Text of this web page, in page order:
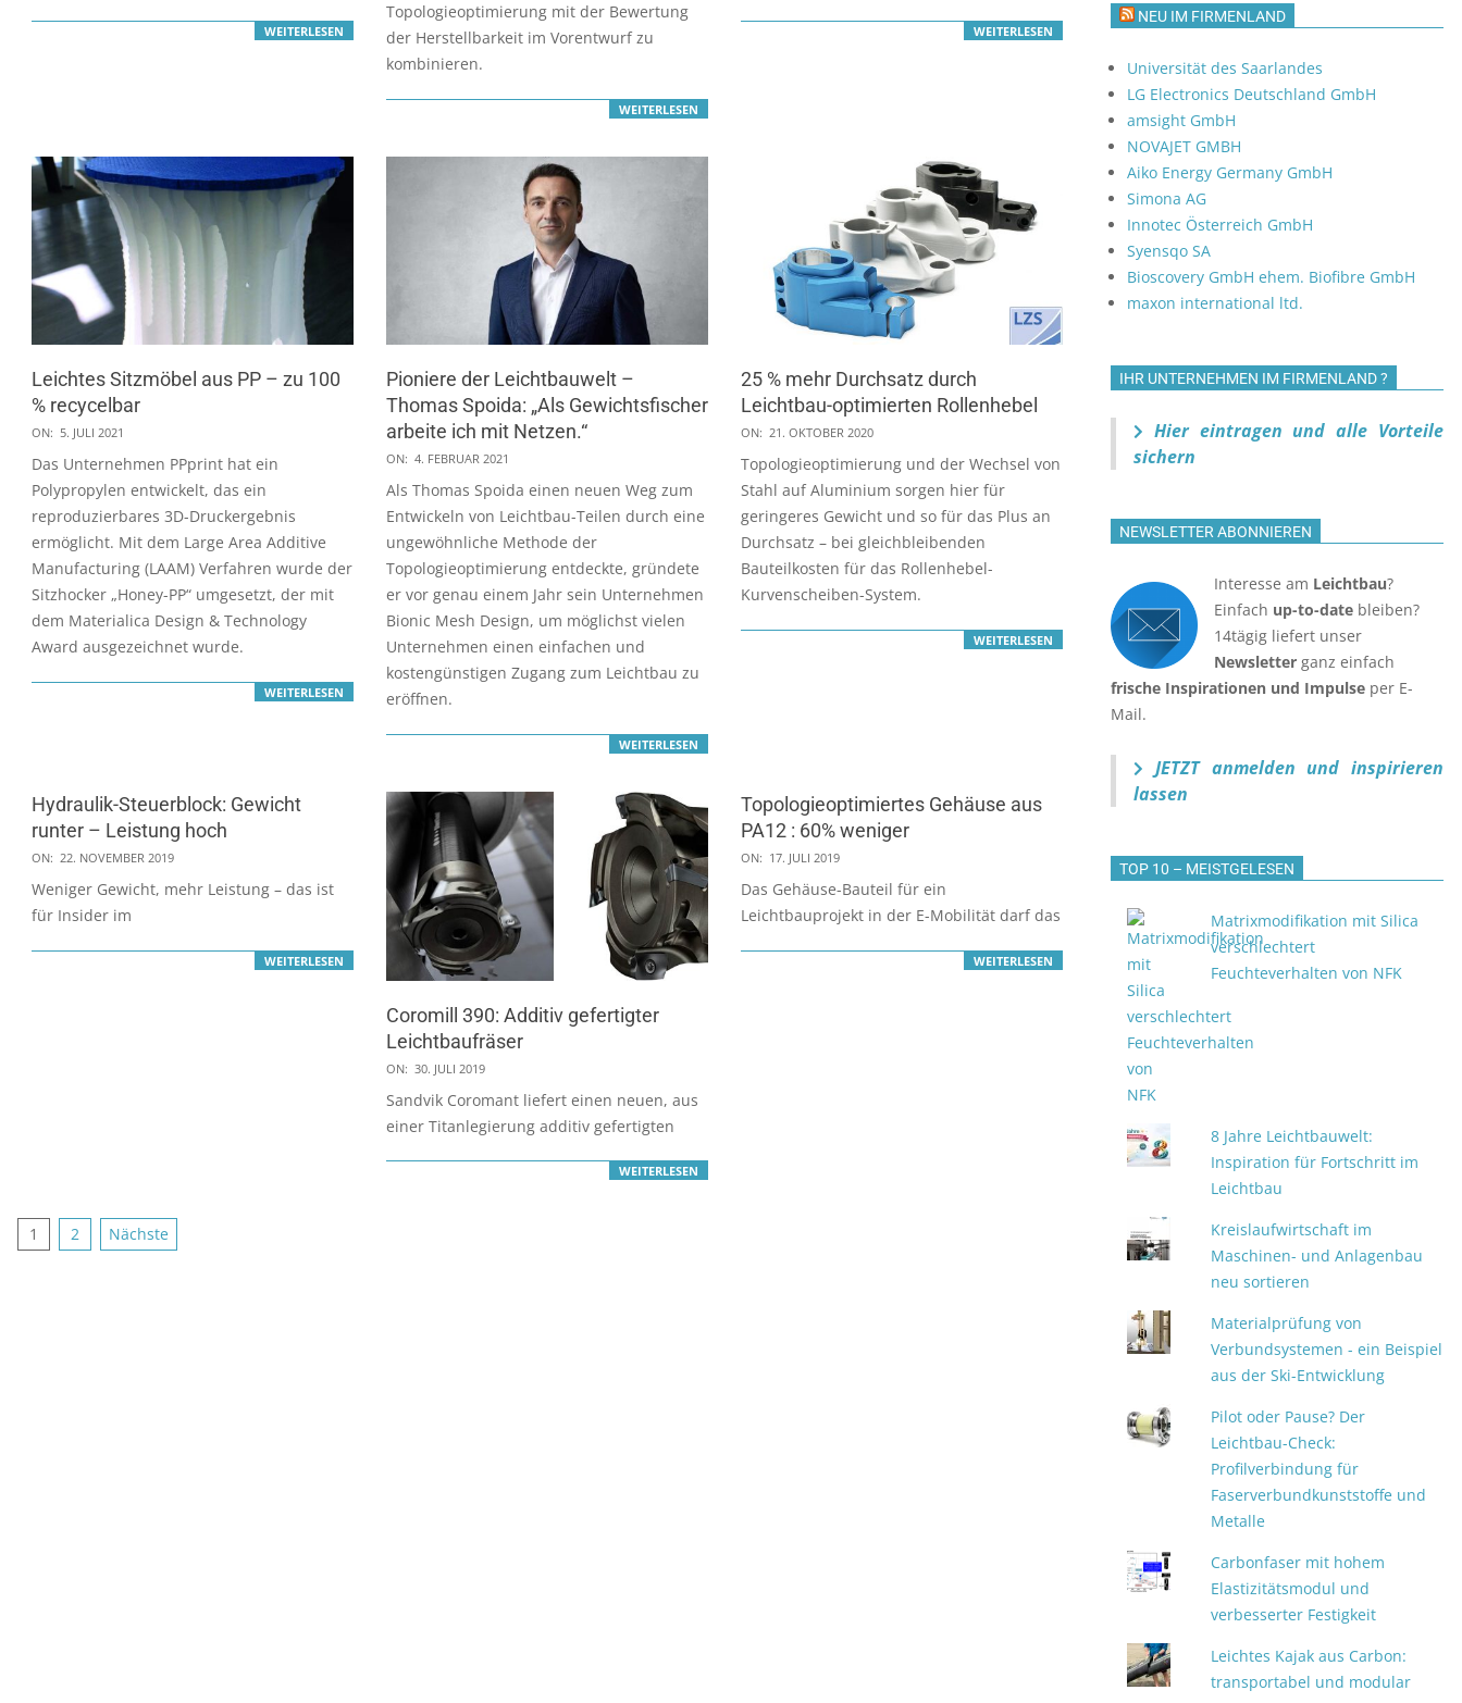
WEITERLESEN
Topologieoptimierung mit der Bewertung
der Herstellbarkeit im Vorentwurf zu
kombinieren.
WEITERLESEN
WEITERLESEN
Leichtes Sitzmöbel aus PP – zu 100
% recycelbar
2021-
07-
05
ON: 5. JULI 2021
Das Unternehmen PPprint hat ein
Polypropylen entwickelt, das ein
reproduzierbares 3D-Druckergebnis
ermöglicht. Mit dem Large Area Additive
Manufacturing (LAAM) Verfahren wurde der
Sitzhocker „Honey-PP“ umgesetzt, der mit
dem Materialica Design & Technology
Award ausgezeichnet wurde.
WEITERLESEN
Pioniere der Leichtbauwelt –
Thomas Spoida: „Als Gewichtsfischer
arbeite ich mit Netzen.“
2021-
02-
04
ON: 4. FEBRUAR 2021
Als Thomas Spoida einen neuen Weg zum
Entwickeln von Leichtbau-Teilen durch eine
ungewöhnliche Methode der
Topologieoptimierung entdeckte, gründete
er vor genau einem Jahr sein Unternehmen
Bionic Mesh Design, um möglichst vielen
Unternehmen einen einfachen und
kostengünstigen Zugang zum Leichtbau zu
eröffnen.
WEITERLESEN
25 % mehr Durchsatz durch
Leichtbau-optimierten Rollenhebel
2020-
10-
21
ON: 21. OKTOBER 2020
Topologieoptimierung und der Wechsel von
Stahl auf Aluminium sorgen hier für
geringeres Gewicht und so für das Plus an
Durchsatz – bei gleichbleibenden
Bauteilkosten für das Rollenhebel-
Kurvenscheiben-System.
WEITERLESEN
Hydraulik-Steuerblock: Gewicht
runter – Leistung hoch
2019-
11-
22
ON: 22. NOVEMBER 2019
Weniger Gewicht, mehr Leistung – das ist
für Insider im
WEITERLESEN
Coromill 390: Additiv gefertigter
Leichtbaufräser
2019-
07-
30
ON: 30. JULI 2019
Sandvik Coromant liefert einen neuen, aus
einer Titanlegierung additiv gefertigten
WEITERLESEN
Topologieoptimiertes Gehäuse aus
PA12 : 60% weniger
2019-
07-
17
ON: 17. JULI 2019
Das Gehäuse-Bauteil für ein
Leichtbauprojekt in der E-Mobilität darf das
WEITERLESEN
Seitennummerierung
1 2 Nächste
NEU IM FIRMENLAND
Universität des Saarlandes
LG Electronics Deutschland GmbH
amsight GmbH
NOVAJET GMBH
Aiko Energy Germany GmbH
Simona AG
Innotec Österreich GmbH
Syensqo SA
Bioscovery GmbH ehem. Biofibre GmbH
maxon international ltd.
IHR UNTERNEHMEN IM FIRMENLAND ?
Hier eintragen und alle Vorteile
sichern
NEWSLETTER ABONNIEREN
Interesse am Leichtbau?
Einfach up-to-date bleiben?
14tägig liefert unser
Newsletter ganz einfach
frische Inspirationen und Impulse per E-
Mail.
JETZT anmelden und inspirieren
lassen
TOP 10 – MEISTGELESEN
Matrixmodifikation mit Silica
verschlechtert
Feuchteverhalten von NFK
8 Jahre Leichtbauwelt:
Inspiration für Fortschritt im
Leichtbau
Kreislaufwirtschaft im
Maschinen- und Anlagenbau
neu sortieren
Materialprüfung von
Verbundsystemen - ein Beispiel
aus der Ski-Entwicklung
Pilot oder Pause? Der
Leichtbau-Check:
Profilverbindung für
Faserverbundkunststoffe und
Metalle
Carbonfaser mit hohem
Elastizitätsmodul und
verbesserter Festigkeit
Leichtes Kajak aus Carbon:
transportabel und modular